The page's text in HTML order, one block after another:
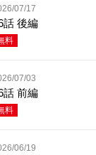
07/17
話 後編
料
07/03
話 前編
料
06/19